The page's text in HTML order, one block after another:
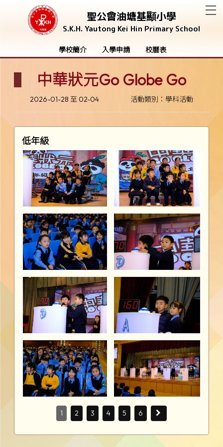
聖公會油塘基顯小學
S.K.H. Yautong Kei Hin Primary School
學校簡介 入學申請 校曆表
中華狀元Go Globe Go
2026-01-28 至 02-04 活動類別：學科活動
低年級
1 2 3 4 5 6